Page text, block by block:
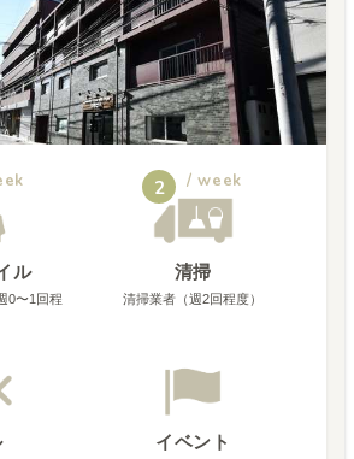
ル
0〜1回程
2 / week
清掃
清掃業者（週2回程度）
イベント